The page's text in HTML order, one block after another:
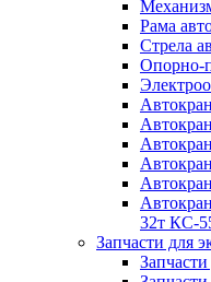
Рама
Стрела
Опорно-
32т КС-
Запчасти для